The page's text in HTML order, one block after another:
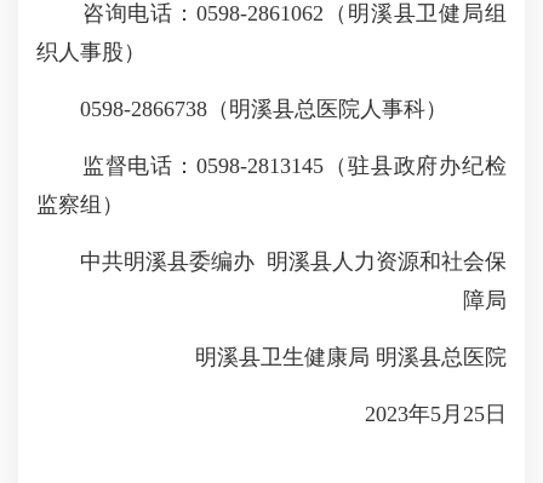
咨询电话：0598-2861062（明溪县卫健局组
织人事股）
0598-2866738（明溪县总医院人事科）
监督电话：0598-2813145（驻县政府办纪检
监察组）
中共明溪县委编办 明溪县人力资源和社会保
障局
明溪县卫生健康局 明溪县总医院
2023年5月25日